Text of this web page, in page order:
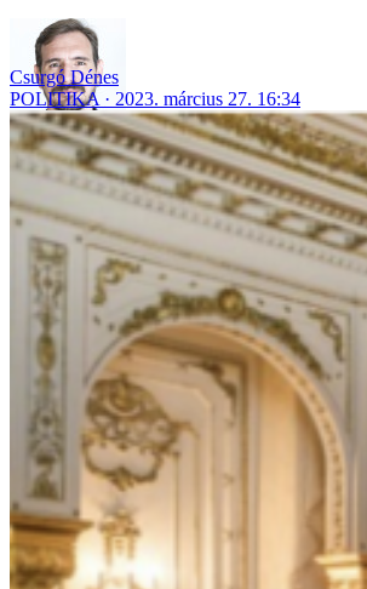
Csurgó Dénes
POLITIKA
2023. március 27. 16:34